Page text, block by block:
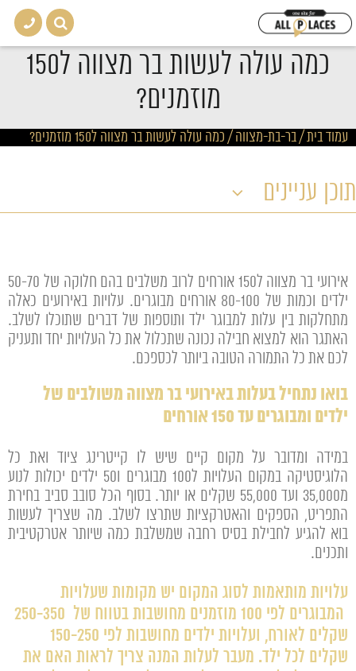
כמה עולה לעשות בר מצווה ל150
מוזמנים?
עמוד בית/בר-בת-מצווה/כמה עולה לעשות בר מצווה ל150 מוזמנים?
תוכן עניינים
אירועי בר מצווה ל150 אורחים לרוב משלבים בהם חלוקה של 50-70
ילדים וכמות של 80-100 אורחים מבוגרים. עלויות באירועים כאלה
מתחלקות בין עלות למבוגר ילד ותוספות של דברים שתוכלו לשלב.
האתגר הוא למצוא חבילה נכונה שתכלול את כל העלויות יחד ותעניק
לכם את כל התמורה הטובה ביותר לכספכם.
בואו נתחיל בעלות באירועי בר מצווה משולבים של
ילדים ומבוגרים עד 150 אורחים
במידה ומדובר על מקום קיים שיש לו קייטרינג ציוד ואת כל
הלוגיסטיקה במקום העלויות ל100 מבוגרים ו50 ילדים יכולות לנוע
מ35,000 ועד 55,000 שקלים או יותר. בסוף הכל סובב סביב בחירת
התפריט, הספקים והאטרקציות שתרצו לשלב. מה שצריך לעשות
בוא להגיע לחבילת בסיס רחבה שמשלבת כמה שיותר אטרקטיבית
ותכנים.
עלויות מותאמות לסוג המקום יש מקומות שעלויות
המבוגרים לפי 100 מוזמנים מחושבות בטווח של 250-350
שקלים לאורח, ועלויות ילדים מחושבות לפי 150-250
שקלים לכל ילד. מעבר לעלות המנה צריך לראות האם את